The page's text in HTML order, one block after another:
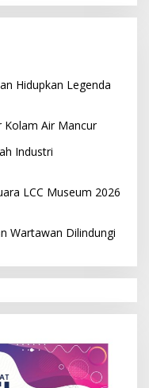
Hidupkan Legenda
Kolam Air Mancur
Industri
LCC Museum 2026
Wartawan Dilindungi